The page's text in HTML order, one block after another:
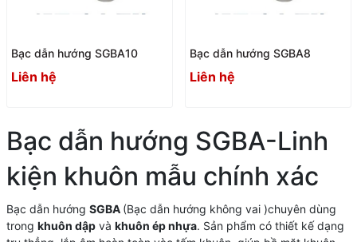
Bạc dẫn hướng SGBA10
Liên hệ
Bạc dẫn hướng SGBA8
Liên hệ
Bạc dẫn hướng SGBA-Linh
kiện khuôn mẫu chính xác
Bạc dẫn hướng SGBA (Bạc dẫn hướng không vai )chuyên dùng
trong khuôn dậpvà khuôn ép nhựa. Sản phẩm có thiết kế dạng